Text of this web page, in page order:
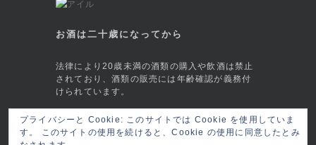
お酒は二十歳になってから
法律により20歳未満の酒類の購入や飲酒は禁止
されており、酒類の販売には年齢確認が義務付
けられています。
This site is protected by reCAPTCHA and
the GooglePrivacy PolicyandTerms of
プライバシーと Cookie: このサイトでは Cookie を使用していま
す。 このサイトの使用を続けると、Cookie の使用に同意したとみ